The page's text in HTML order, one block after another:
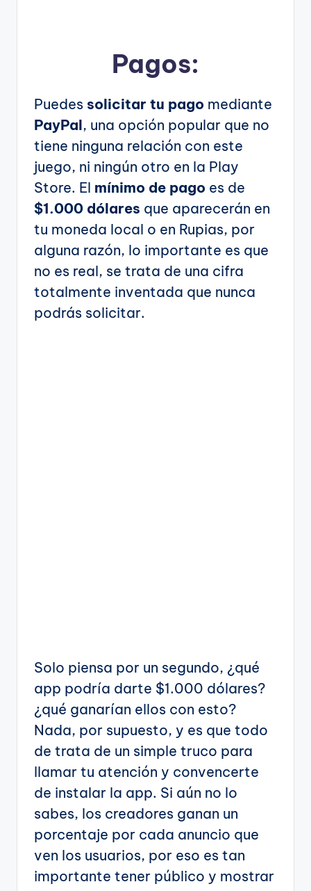
Pagos:
Puedes solicitar tu pago mediante
PayPal, una opción popular que no
tiene ninguna relación con este
juego, ni ningún otro en la Play
Store. El mínimo de pago es de
$1.000 dólares que aparecerán en
tu moneda local o en Rupias, por
alguna razón, lo importante es que
no es real, se trata de una cifra
totalmente inventada que nunca
podrás solicitar.
Solo piensa por un segundo, ¿qué
app podría darte $1.000 dólares?
¿qué ganarían ellos con esto?
Nada, por supuesto, y es que todo
de trata de un simple truco para
llamar tu atención y convencerte
de instalar la app. Si aún no lo
sabes, los creadores ganan un
porcentaje por cada anuncio que
ven los usuarios, por eso es tan
importante tener público y mostrar